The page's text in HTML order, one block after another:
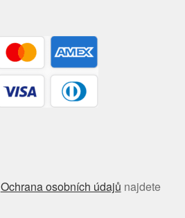
Ochrana osobních údajů najdete